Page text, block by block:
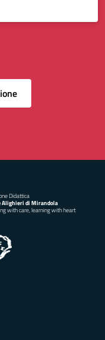
Didattica
Alighieri di Mirandola
with care, learning with heart